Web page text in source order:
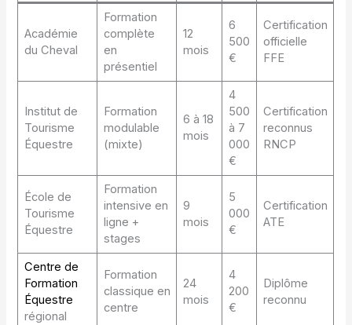
Académie
du Cheval
Formation
complète
en
présentiel
12
mois
6
500
€
Certification
officielle
FFE
Institut de
Tourisme
Équestre
Formation
modulable
(mixte)
6 à 18
mois
4
500
à 7
000
€
Certification
reconnus
RNCP
École de
Tourisme
Équestre
Formation
intensive en
ligne +
stages
9
mois
5
000
€
Certification
ATE
Centre de
Formation
Équestre
régional
Formation
classique en
centre
24
mois
4
200
€
Diplôme
reconnu